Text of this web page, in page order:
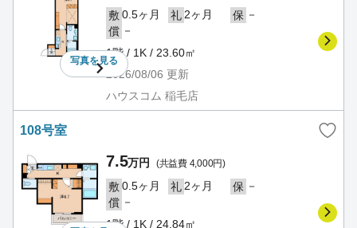
写真を見る
敷0.5ヶ月 礼 2ヶ月 保 －
償 －
1階 / 1K / 23.60㎡
2026/08/06 更新
ハウスコム 稲毛店
108号室
7.5万円 (共益費 4,000円)
敷0.5ヶ月 礼 2ヶ月 保 －
償 －
1階 / 1K / 24.84㎡